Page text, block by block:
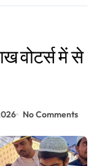
वोटर्स में से
No Comments